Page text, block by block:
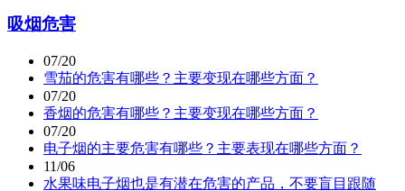
吸烟危害
07/20
雪茄的危害有哪些？主要变现在哪些方面？
07/20
香烟的危害有哪些？主要变现在哪些方面？
07/20
电子烟的主要危害有哪些？主要表现在哪些方面？
11/06
水果味电子烟也是有潜在危害的产品，不要盲目跟随